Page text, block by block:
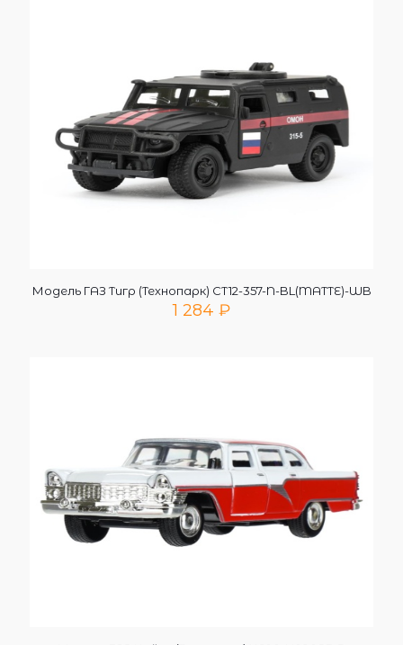
Модель ГАЗ Тигр (Технопарк) CT12-357-N-BL(MATTE)-WB
1 284 ₽